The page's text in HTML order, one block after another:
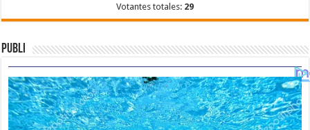
Votantes totales: 29
Publi